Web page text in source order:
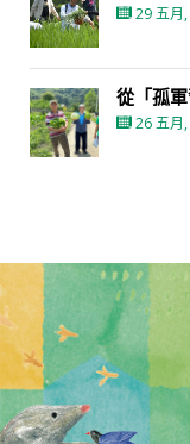
29 五月
從「孤
26 五月